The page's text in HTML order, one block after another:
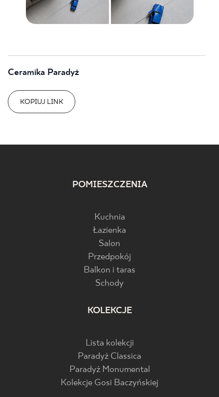
MÓJ PROFIL
PL EN
Ceramika Paradyż
KOPIUJ LINK
POMIESZCZENIA
Kuchnia
Łazienka
Salon
Przedpokój
Balkon i taras
Schody
KOLEKCJE
Lista kolekcji
Paradyż Classica
Paradyż Monumental
Kolekcje Gosi Baczyńskiej